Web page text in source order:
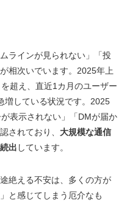
ラインが見られない」「投
相次いでいます。2025年上
超え、直近1カ月のユーザー
増している状況です。2025
表示されない」「DMが届か
されており、 大規模な通信
出 しています。
絶える不安は、多くの方が
と感じてしまう厄介なも